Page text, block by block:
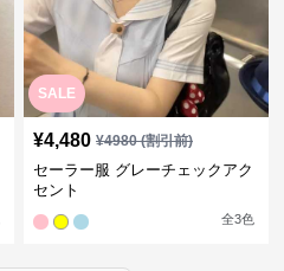
SALE
¥4,480 ¥4980(割引前)
セーラー服 グレーチェックアク
セント
全3色